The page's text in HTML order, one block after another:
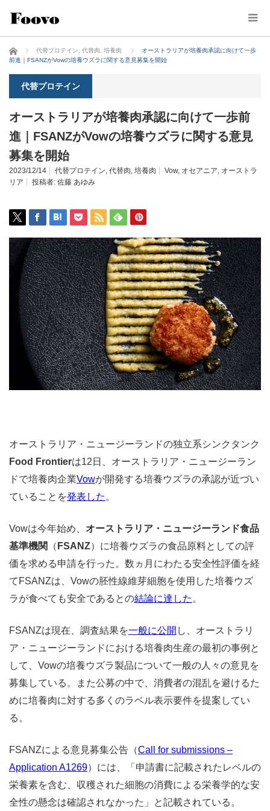
ホーム 代替プロテイン 代替肉 培養肉
オーストラリアが培養肉承認に向けて一歩
前進｜FSANZがVowの培養ウズラに関する意見募集を開始
代替プロテイン
オーストラリアが培養肉承認に向けて一歩前
進｜FSANZがVowの培養ウズラに関する意見
募集を開始
2023/12/14 代替プロテイン, 代替肉, 培養肉 Vow, オセアニア, オーストラ
リア
投稿者: 佐藤 あゆみ
オーストラリア・ニュージーランドの独立系シンクタンク
Food Frontierは12日、オーストラリア・ニュージーラン
ドで培養肉企業Vowが開発する培養ウズラの承認が近づい
ていることを発表した 。
Vowは今年始め、 オーストラリア・ニュージーランド食品
基準機関
（ FSANZ）に培養ウズラの食品原料としての評
価を求める申請を行った。数ヵ月にわたる安全性評価を経
てFSANZは、Vowの胚性線維芽細胞を使用した培養ウズ
ラが食べても安全であるとの結論に達した 。
FSANZは現在、調査結果を一般に公開 し、オーストラリ
ア・ニュージーランドにおける培養肉生産の最初の事例と
して、Vowの培養ウズラ製品について一般の人々の意見を
募集している。また公募の中で、消費者の混乱を避けるた
めに培養肉に対する多くのラベル表示要件を提案してい
る。
FSANZによる意見募集公告（Call for submissions –
Application A1269）には、「申請書に記載されたレベルの
栄養素を含む、収穫された細胞の消費による栄養学的な安
全性の懸念は確認されなかった」と記載されている。